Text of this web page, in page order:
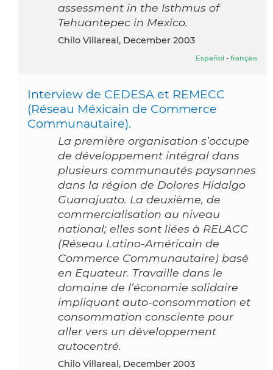
assessment in the Isthmus of
Tehuantepec in Mexico.
Chilo Villareal, December 2003
Español - français
Interview de CEDESA et REMECC
(Réseau Méxicain de Commerce
Communautaire).
La première organisation s’occupe
de développement intégral dans
plusieurs communautés paysannes
dans la région de Dolores Hidalgo
Guanajuato. La deuxième, de
commercialisation au niveau
national; elles sont liées à RELACC
(Réseau Latino-Américain de
Commerce Communautaire) basé
en Equateur. Travaille dans le
domaine de l’économie solidaire
impliquant auto-consommation et
consommation consciente pour
aller vers un développement
autocentré.
Chilo Villareal, December 2003